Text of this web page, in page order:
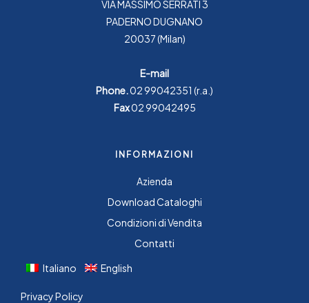
VIA MASSIMO SERRATI 3
PADERNO DUGNANO
20037 (Milan)
E-mail
Phone.02 99042351 (r.a.)
Fax02 99042495
INFORMAZIONI
Azienda
Download Cataloghi
Condizioni di Vendita
Contatti
Italiano
English
Privacy Policy